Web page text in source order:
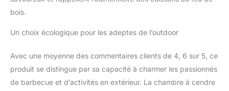
acier robuste de 5 mm
les aventures culinaires
en plein air et pour griller
parfaitement de délicieux
repas. 🔥AVEC POÊLE
bois.
Un choix écologique pour les adeptes de l’outdoor
Avec une moyenne des commentaires clients de 4, 6 sur 5, ce
produit se distingue par sa capacité à charmer les passionnés
de barbecue et d’activités en extérieur. La chambre à cendre